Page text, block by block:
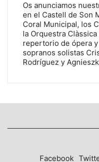
Os anunciamos
en el Castell de Son
Coral Municipal, los
la Orquestra
repertorio de ópera
sopranos solistas
Rodríguez y
Facebook